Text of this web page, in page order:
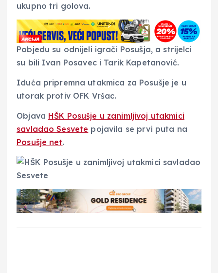
ukupno tri golova.
Pobjedu su odnijeli igrači Posušja, a strijelci
su bili Ivan Posavec i Tarik Kapetanović.
Iduća pripremna utakmica za Posušje je u
utorak protiv OFK Vršac.
Objava HŠK Posušje u zanimljivoj utakmici
savladao Sesvete pojavila se prvi puta na
Posušje net.